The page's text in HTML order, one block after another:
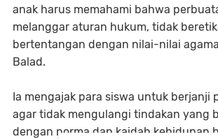
anak harus memahami bahwa
melanggar aturan hukum, tidak
bertentangan dengan nilai-nilai
Balad.
Ia mengajak para siswa untuk berjanji
agar tidak mengulangi tindakan yang
dengan norma dan kaidah kehidupan